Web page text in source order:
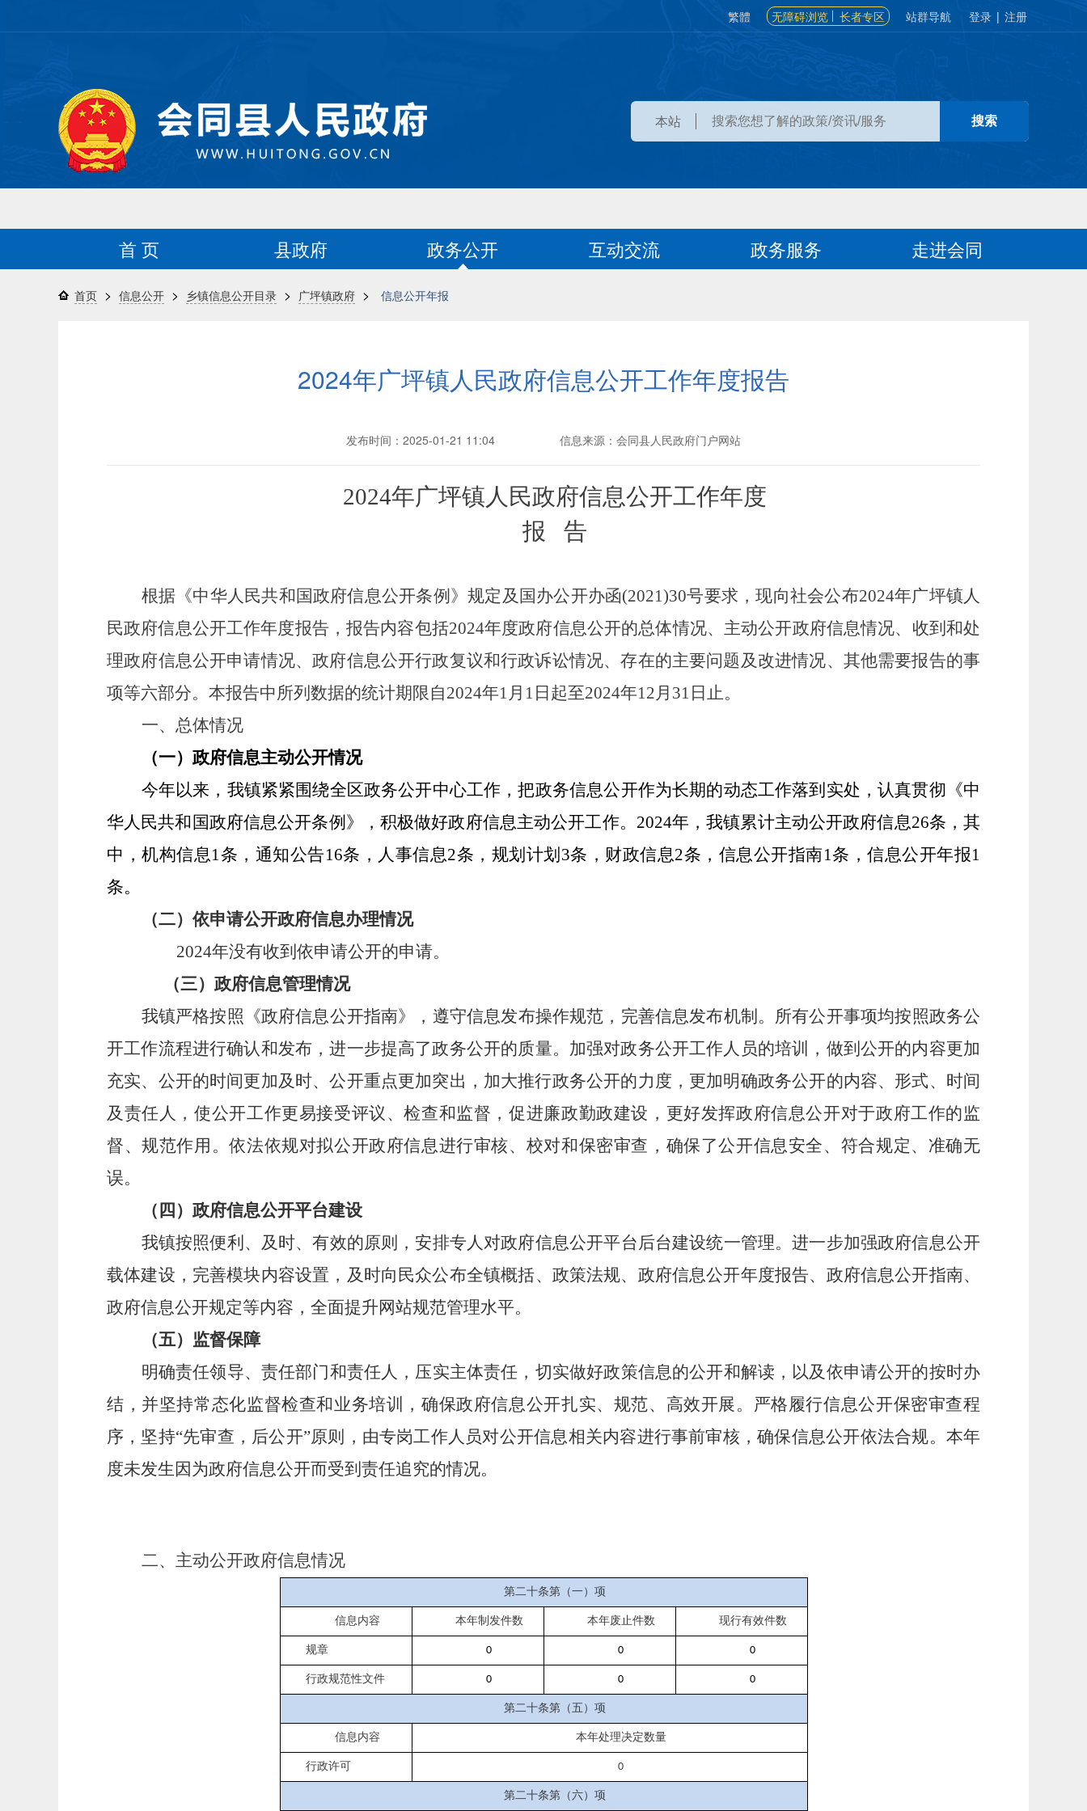
繁體 无障碍浏览 长者专区 站群导航 登录 | 注册
本站
首 页 县政府 政务公开 互动交流 政务服务 走进会同
首页 > 信息公开 > 乡镇信息公开目录 > 广坪镇政府 > 信息公开年报
2024年广坪镇人民政府信息公开工作年度报告
发布时间：2025-01-21 11:04 信息来源：会同县人民政府门户网站
2024年广坪镇人民政府信息公开工作年度
报
告
根据《中华人民共和国政府信息公开条例》规定及国办公开办函(2021)30号要求，现向社会公布2024年广坪镇人
民政府信息公开工作年度报告，报告内容包括2024年度政府信息公开的总体情况、主动公开政府信息情况、收到和处
理政府信息公开申请情况、政府信息公开行政复议和行政诉讼情况、存在的主要问题及改进情况、其他需要报告的事
项等六部分。本报告中所列数据的统计期限自2024年1月1日起至2024年12月31日止。
一、总体情况
（一）政府信息主动公开情况
今年以来，我镇紧紧围绕全区政务公开中心工作，把政务信息公开作为长期的动态工作落到实处，认真贯彻《中
华人民共和国政府信息公开条例》
， 积极做好政府信息主动公开工作。 2024年，我镇累计主动公开政府信息26条，其
中，机构信息1条，通知公告16条，人事信息2条，规划计划3条，财政信息2条，信息公开指南1条，信息公开年报1
条。
（二）依申请公开政府信息办理情况
2024年没有收到依申请公开的申请。
（三）政府信息管理情况
我镇严格按照《政府信息公开指南》 ， 遵守信息发布操作规范，完善信息发布机制 。 所有公开事项均按照政务公
开工作流程进行确认和发布 ，进一步提高了政务公开的质量。加强对政务公开工作人员的培训，做到公开的内容更加
充实、公开的时间更加及时、公开重点更加突出，加大推行政务公开的力度，更加明确政务公开的内容、形式、时间
及责任人，使公开工作更易接受评议、检查和监督，促进廉政勤政建设，更好发挥政府信息公开对于政府工作的监
督、规范作用。依法依规对拟公开政府信息进行审核、校对和保密审查，确保了公开信息安全、符合规定、准确无
误。
（四）政府信息公开平台建设
我镇按照便利、及时、有效的原则，安排专人对政府信息公开平台后台建设统一管理。进一步加强政府信息公开
载体建设，完善模块内容设置，及时向民众公布全镇概括、政策法规、政府信息公开年度报告、政府信息公开指南、
政府信息公开规定等内容 ，全面提升网站规范管理水平。
（五） 监督保障
明确责任领导、责任部门和责任人，压实主体责任，切实做好政策信息的公开和解读，以及依申请公开的按时办
结，并坚持常态化监督检查和业务培训，确保政府信息公开扎实、规范、高效开展。 严格履行信息公开保密审查程
序，坚持“先审查，后公开”原则，由专岗工作人员对公开信息相关内容进行事前审核，确保信息公开依法合规。本年
度未发生因为政府信息公开而受到责任追究的情况。
二、 主动公开政府信息情况
第二十条第（一）项
信息内容 本年制发件数 本年废止件数 现行有效件数
规章 0 0 0
行政规范性文件 0 0 0
第二十条第（五）项
信息内容 本年处理决定数量
行政许可 0
第二十条第（六）项